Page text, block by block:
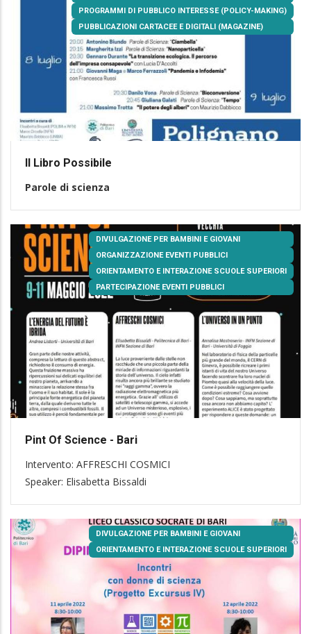
PROGRAMMI DI PUBBLICO INTERESSE (POLICY-MAKING)
PUBBLICAZIONI CARTACEE E DIGITALI (MAGAZINE)
Il Libro Possibile
Parole di scienza
DIVULGAZIONE PER BAMBINI E GIOVANI
ORGANIZZAZIONE EVENTI PUBBLICI
ORIENTAMENTO E INTERAZIONE SCUOLE SUPERIORI
PARTECIPAZIONE EVENTI PUBBLICI
Pint Of Science - Bari
Intervento: AFFRESCHI COSMICI
Speaker: Elisabetta Bissaldi
DIVULGAZIONE PER BAMBINI E GIOVANI
ORIENTAMENTO E INTERAZIONE SCUOLE SUPERIORI